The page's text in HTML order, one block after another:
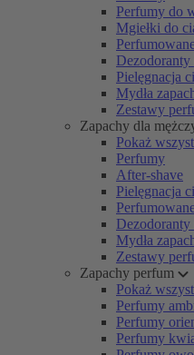
Perfumy do
Mgiełki do
Pielęgnacja
Mydła
Zestawy
Zapachy dla
Pokaż
Perfumy
After-shave
Pielęgnacja
Mydła
Zestawy
Zapachy perfum
Pokaż
Perfumy
Perfumy
Perfumy